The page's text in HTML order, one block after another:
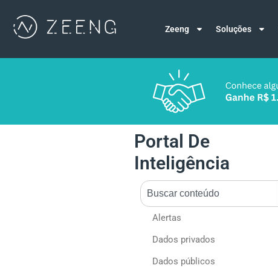
Zeeng Soluções
Portal De
Inteligência
Alertas
Dados privados
Dados públicos